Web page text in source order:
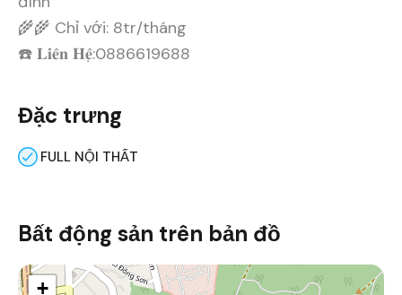
🌾🌾 Chỉ với: 8tr/tháng
☎️ 𝐋𝐢𝐞̂𝐧 𝐇𝐞̣̂:0886619688
Đặc trưng
FULL NỘI THẤT
Bất động sản trên bản đồ
+